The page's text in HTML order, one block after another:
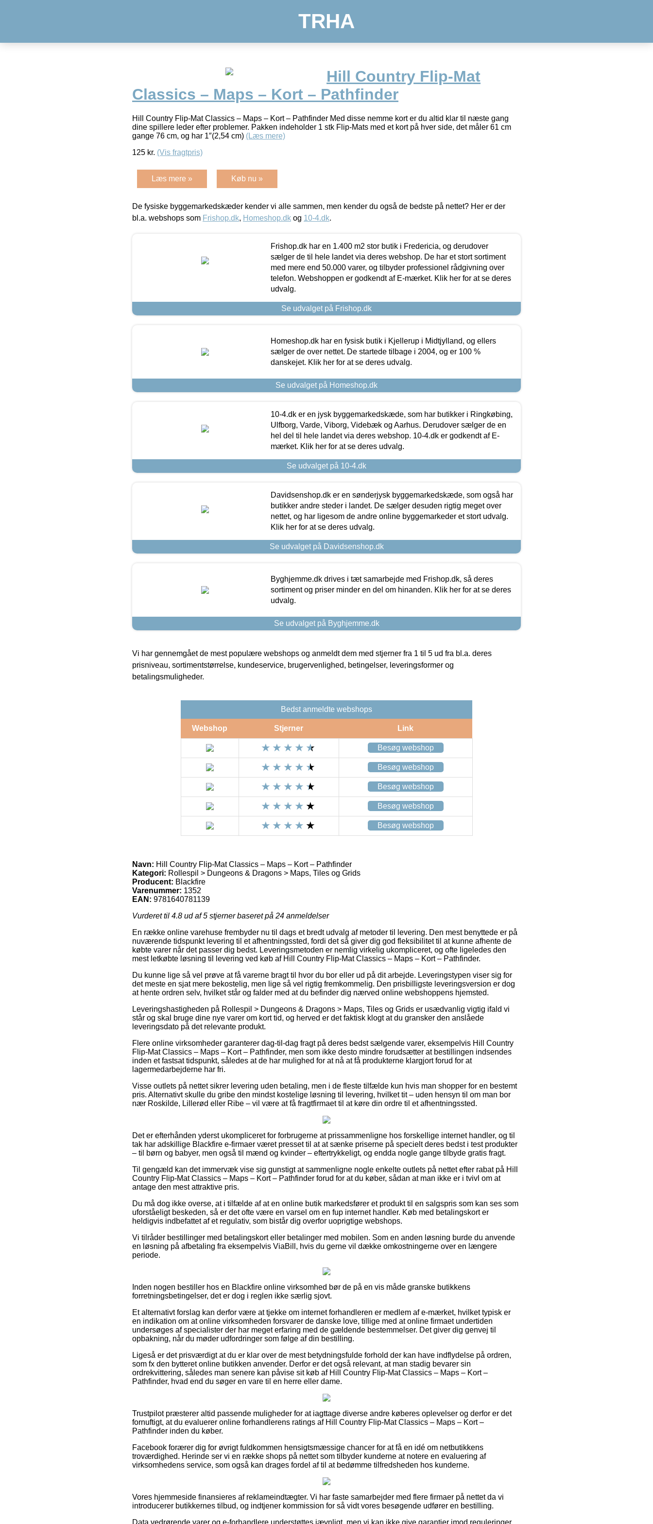
TRHA
Hill Country Flip-Mat
Classics – Maps – Kort – Pathfinder
Hill Country Flip-Mat Classics – Maps – Kort – Pathfinder Med disse nemme kort er du altid klar til næste gang
dine spillere leder efter problemer. Pakken indeholder 1 stk Flip-Mats med et kort på hver side, det måler 61 cm
gange 76 cm, og har 1″(2,54 cm) (Læs mere)
125 kr. (Vis fragtpris)
Læs mere » Køb nu »
De fysiske byggemarkedskæder kender vi alle sammen, men kender du også de bedste på nettet? Her er der
bl.a. webshops som Frishop.dk, Homeshop.dk og 10-4.dk.
Frishop.dk har en 1.400 m2 stor butik i Fredericia, og derudover
sælger de til hele landet via deres webshop. De har et stort sortiment
med mere end 50.000 varer, og tilbyder professionel rådgivning over
telefon. Webshoppen er godkendt af E-mærket. Klik her for at se deres
udvalg.
Se udvalget på Frishop.dk
Homeshop.dk har en fysisk butik i Kjellerup i Midtjylland, og ellers
sælger de over nettet. De startede tilbage i 2004, og er 100 %
danskejet. Klik her for at se deres udvalg.
Se udvalget på Homeshop.dk
10-4.dk er en jysk byggemarkedskæde, som har butikker i Ringkøbing,
Ulfborg, Varde, Viborg, Videbæk og Aarhus. Derudover sælger de en
hel del til hele landet via deres webshop. 10-4.dk er godkendt af E-
mærket. Klik her for at se deres udvalg.
Se udvalget på 10-4.dk
Davidsenshop.dk er en sønderjysk byggemarkedskæde, som også har
butikker andre steder i landet. De sælger desuden rigtig meget over
nettet, og har ligesom de andre online byggemarkeder et stort udvalg.
Klik her for at se deres udvalg.
Se udvalget på Davidsenshop.dk
Byghjemme.dk drives i tæt samarbejde med Frishop.dk, så deres
sortiment og priser minder en del om hinanden. Klik her for at se deres
udvalg.
Se udvalget på Byghjemme.dk
Vi har gennemgået de mest populære webshops og anmeldt dem med stjerner fra 1 til 5 ud fra bl.a. deres
prisniveau, sortimentstørrelse, kundeservice, brugervenlighed, betingelser, leveringsformer og
betalingsmuligheder.
Bedst anmeldte webshops
Webshop Stjerner Link
Besøg webshop
Besøg webshop
Besøg webshop
Besøg webshop
Besøg webshop
Navn: Hill Country Flip-Mat Classics – Maps – Kort – Pathfinder
Kategori: Rollespil > Dungeons & Dragons > Maps, Tiles og Grids
Producent: Blackfire
Varenummer: 1352
EAN: 9781640781139
Vurderet til 4.8 ud af 5 stjerner baseret på 24 anmeldelser
En række online varehuse frembyder nu til dags et bredt udvalg af metoder til levering. Den mest benyttede er på
nuværende tidspunkt levering til et afhentningssted, fordi det så giver dig god fleksibilitet til at kunne afhente de
købte varer når det passer dig bedst. Leveringsmetoden er nemlig virkelig ukompliceret, og ofte ligeledes den
mest letkøbte løsning til levering ved køb af Hill Country Flip-Mat Classics – Maps – Kort – Pathfinder.
Du kunne lige så vel prøve at få varerne bragt til hvor du bor eller ud på dit arbejde. Leveringstypen viser sig for
det meste en sjat mere bekostelig, men lige så vel rigtig fremkommelig. Den prisbilligste leveringsversion er dog
at hente ordren selv, hvilket står og falder med at du befinder dig nærved online webshoppens hjemsted.
Leveringshastigheden på Rollespil > Dungeons & Dragons > Maps, Tiles og Grids er usædvanlig vigtig ifald vi
står og skal bruge dine nye varer om kort tid, og herved er det faktisk klogt at du gransker den anslåede
leveringsdato på det relevante produkt.
Flere online virksomheder garanterer dag-til-dag fragt på deres bedst sælgende varer, eksempelvis Hill Country
Flip-Mat Classics – Maps – Kort – Pathfinder, men som ikke desto mindre forudsætter at bestillingen indsendes
inden et fastsat tidspunkt, således at de har mulighed for at nå at få produkterne klargjort forud for at
lagermedarbejderne har fri.
Visse outlets på nettet sikrer levering uden betaling, men i de fleste tilfælde kun hvis man shopper for en bestemt
pris. Alternativt skulle du gribe den mindst kostelige løsning til levering, hvilket tit – uden hensyn til om man bor
nær Roskilde, Lillerød eller Ribe – vil være at få fragtfirmaet til at køre din ordre til et afhentningssted.
Det er efterhånden yderst ukompliceret for forbrugerne at prissammenligne hos forskellige internet handler, og til
tak har adskillige Blackfire e-firmaer været presset til at at sænke priserne på specielt deres bedst i test produkter
– til børn og babyer, men også til mænd og kvinder – eftertrykkeligt, og endda nogle gange tilbyde gratis fragt.
Til gengæld kan det immervæk vise sig gunstigt at sammenligne nogle enkelte outlets på nettet efter rabat på Hill
Country Flip-Mat Classics – Maps – Kort – Pathfinder forud for at du køber, sådan at man ikke er i tvivl om at
antage den mest attraktive pris.
Du må dog ikke overse, at i tilfælde af at en online butik markedsfører et produkt til en salgspris som kan ses som
uforståeligt beskeden, så er det ofte være en varsel om en fup internet handler. Køb med betalingskort er
heldigvis indbefattet af et regulativ, som bistår dig overfor uoprigtige webshops.
Vi tilråder bestillinger med betalingskort eller betalinger med mobilen. Som en anden løsning burde du anvende
en løsning på afbetaling fra eksempelvis ViaBill, hvis du gerne vil dække omkostningerne over en længere
periode.
Inden nogen bestiller hos en Blackfire online virksomhed bør de på en vis måde granske butikkens
forretningsbetingelser, det er dog i reglen ikke særlig sjovt.
Et alternativt forslag kan derfor være at tjekke om internet forhandleren er medlem af e-mærket, hvilket typisk er
en indikation om at online virksomheden forsvarer de danske love, tillige med at online firmaet undertiden
undersøges af specialister der har meget erfaring med de gældende bestemmelser. Det giver dig genvej til
opbakning, når du møder udfordringer som følge af din bestilling.
Ligeså er det prisværdigt at du er klar over de mest betydningsfulde forhold der kan have indflydelse på ordren,
som fx den bytteret online butikken anvender. Derfor er det også relevant, at man stadig bevarer sin
ordrekvittering, således man senere kan påvise sit køb af Hill Country Flip-Mat Classics – Maps – Kort –
Pathfinder, hvad end du søger en vare til en herre eller dame.
Trustpilot præsterer altid passende muligheder for at iagttage diverse andre køberes oplevelser og derfor er det
fornuftigt, at du evaluerer online forhandlerens ratings af Hill Country Flip-Mat Classics – Maps – Kort –
Pathfinder inden du køber.
Facebook forærer dig for øvrigt fuldkommen hensigtsmæssige chancer for at få en idé om netbutikkens
troværdighed. Herinde ser vi en række shops på nettet som tilbyder kunderne at notere en evaluering af
virksomhedens service, som også kan drages fordel af til at bedømme tilfredsheden hos kunderne.
Vores hjemmeside finansieres af reklameindtægter. Vi har faste samarbejder med flere firmaer på nettet da vi
introducerer butikkernes tilbud, og indtjener kommission for så vidt vores besøgende udfører en bestilling.
Data vedrørende varer og e-forhandlere understøttes jævnligt, men vi kan ikke give garantier imod reguleringer